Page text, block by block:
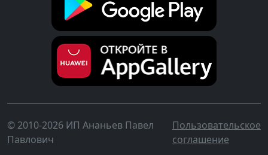
© 2010-2026 ИП Ананьев Павел
Павлович
Пользовательское
соглашение